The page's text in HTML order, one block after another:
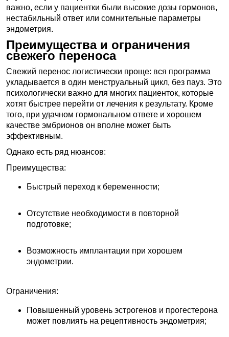
важно, если у пациентки были высокие дозы гормонов,
нестабильный ответ или сомнительные параметры
эндометрия.
Преимущества и ограничения
свежего переноса
Свежий перенос логистически проще: вся программа
укладывается в один менструальный цикл, без пауз. Это
психологически важно для многих пациенток, которые
хотят быстрее перейти от лечения к результату. Кроме
того, при удачном гормональном ответе и хорошем
качестве эмбрионов он вполне может быть
эффективным.
Однако есть ряд нюансов:
Преимущества:
Быстрый переход к беременности;
Отсутствие необходимости в повторной
подготовке;
Возможность имплантации при хорошем
эндометрии.
Ограничения:
Повышенный уровень эстрогенов и прогестерона
может повлиять на рецептивность эндометрия;